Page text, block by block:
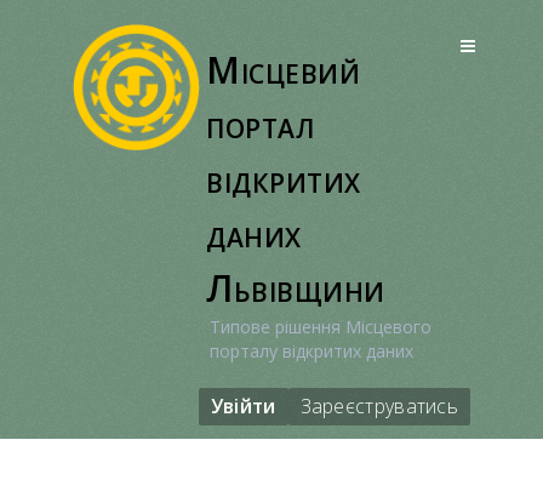
Місцевий
портал
відкритих
даних
Львівщини
Типове рішення Місцевого
порталу відкритих даних
Увійти Зареєструватись